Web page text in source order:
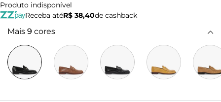
Produto indisponível
Receba atéR$ 38,40de cashback
Mais 9 cores